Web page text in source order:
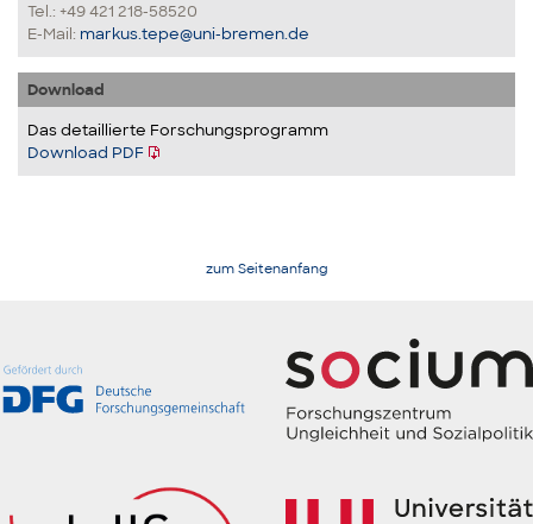
Tel.: +49 421 218-58520
E-Mail: markus.tepe@uni-bremen.de
Download
Das detaillierte Forschungsprogramm
Download PDF
zum Seitenanfang